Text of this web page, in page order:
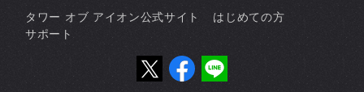
タワー オブ アイオン公式サイト
はじめての方
サポート